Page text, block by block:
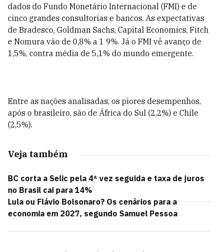
dados do Fundo Monetário Internacional (FMI) e de
cinco grandes consultorias e bancos. As expectativas
de Bradesco, Goldman Sachs, Capital Economics, Fitch
e Nomura vão de 0,8% a 1 9%. Já o FMI vê avanço de
1,5%, contra média de 5,1% do mundo emergente.
Entre as nações analisadas, os piores desempenhos,
após o brasileiro, são de África do Sul (2,2%) e Chile
(2,5%).
Veja também
BC corta a Selic pela 4ª vez seguida e taxa de juros
no Brasil cai para 14%
Lula ou Flávio Bolsonaro? Os cenários para a
economia em 2027, segundo Samuel Pessoa